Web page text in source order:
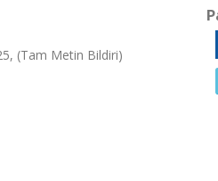
(Tam Metin Bildiri)